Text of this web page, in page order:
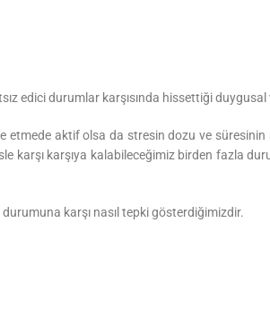
edici durumlar karşısında hissettiği
etmede aktif olsa da stresin dozu ve
karşı karşıya kalabileceğimiz birden fazla
karşı nasıl tepki gösterdiğimizdir.